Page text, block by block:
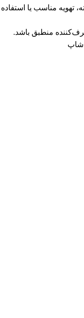
تهویه مناسب یا استفاده
منطبق باشد.